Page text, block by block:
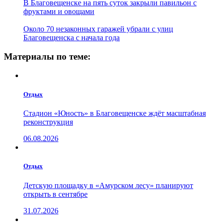
В Благовещенске на пять суток закрыли павильон с
фруктами и овощами
Около 70 незаконных гаражей убрали с улиц
Благовещенска с начала года
Материалы по теме:
Отдых
Стадион «Юность» в Благовещенске ждёт масштабная
реконструкция
06.08.2026
Отдых
Детскую площадку в «Амурском лесу» планируют
открыть в сентябре
31.07.2026